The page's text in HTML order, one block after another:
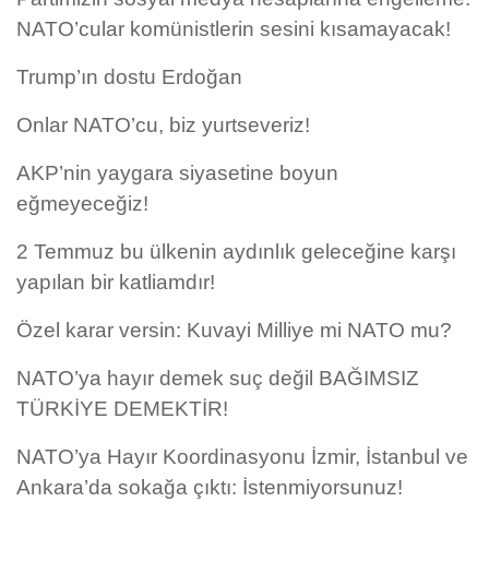
NATO’cular komünistlerin sesini kısamayacak!
Trump’ın dostu Erdoğan
Onlar NATO’cu, biz yurtseveriz!
AKP’nin yaygara siyasetine boyun
eğmeyeceğiz!
2 Temmuz bu ülkenin aydınlık geleceğine karşı
yapılan bir katliamdır!
Özel karar versin: Kuvayi Milliye mi NATO mu?
NATO’ya hayır demek suç değil BAĞIMSIZ
TÜRKİYE DEMEKTİR!
NATO’ya Hayır Koordinasyonu İzmir, İstanbul ve
Ankara’da sokağa çıktı: İstenmiyorsunuz!